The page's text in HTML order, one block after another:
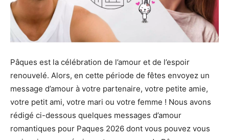
Pâques est la célébration de l’amour et de l’espoir
renouvelé. Alors, en cette période de fêtes envoyez un
message d’amour à votre partenaire, votre petite amie,
votre petit ami, votre mari ou votre femme ! Nous avons
rédigé ci-dessous quelques messages d’amour
romantiques pour Paques 2026 dont vous pouvez vous